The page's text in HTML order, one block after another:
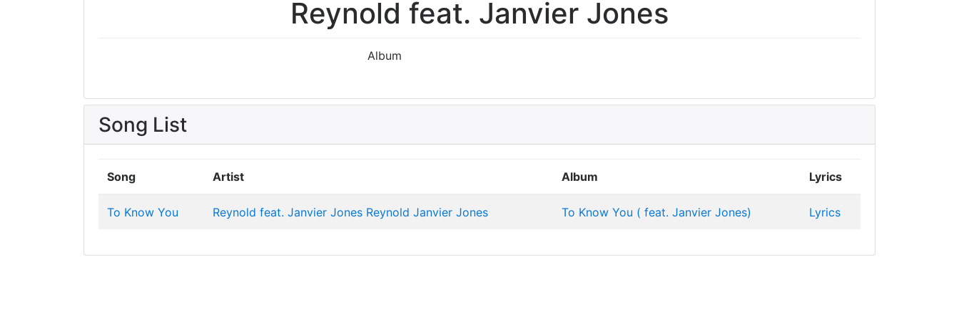
Reynold feat. Janvier Jones
Album
Song List
Song Artist Album Lyrics
To Know You Reynold feat. Janvier Jones Reynold Janvier Jones To Know You ( feat. Janvier Jones) Lyrics